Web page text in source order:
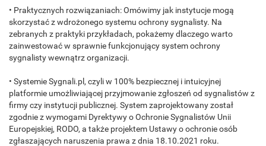
• Praktycznych rozwiązaniach: Omówimy jak instytucje mogą
skorzystać z wdrożonego systemu ochrony sygnalisty. Na
zebranych z praktyki przykładach, pokażemy dlaczego warto
zainwestować w sprawnie funkcjonujący system ochrony
sygnalisty wewnątrz organizacji.
• Systemie Sygnali.pl, czyli w 100% bezpiecznej i intuicyjnej
platformie umożliwiającej przyjmowanie zgłoszeń od sygnalistów z
firmy czy instytucji publicznej. System zaprojektowany został
zgodnie z wymogami Dyrektywy o Ochronie Sygnalistów Unii
Europejskiej, RODO, a także projektem Ustawy o ochronie osób
zgłaszających naruszenia prawa z dnia 18.10.2021 roku.